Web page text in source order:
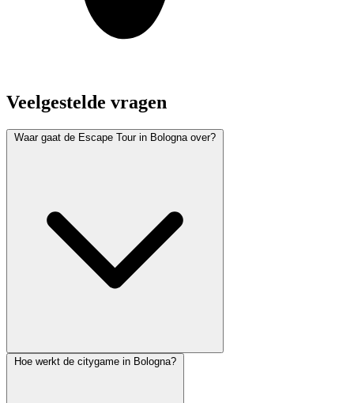
Veelgestelde vragen
Waar gaat de Escape Tour in Bologna over?
Hoe werkt de citygame in Bologna?